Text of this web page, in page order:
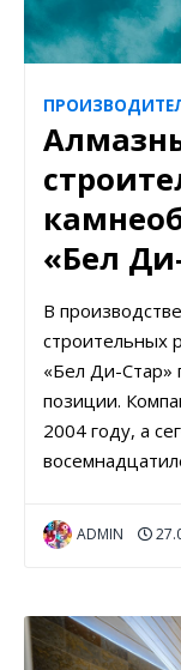
«Бел
В
строительных
«Бел Ди-Стар»
позиции.
2004 году, а
ADMIN